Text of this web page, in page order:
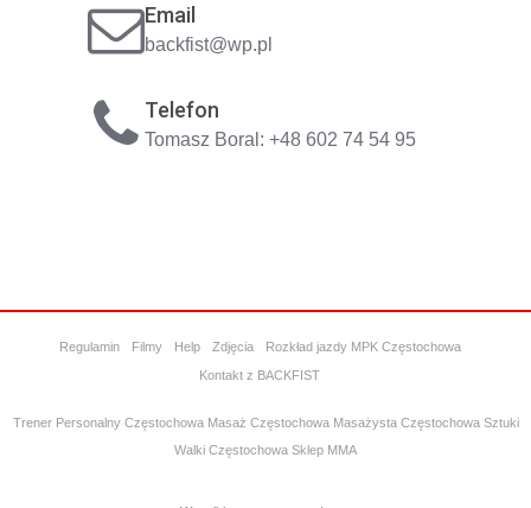
Email
backfist@wp.pl
Telefon
Tomasz Boral: +48 602 74 54 95
Regulamin Filmy Help Zdjęcia
Rozkład jazdy MPK Częstochowa
Kontakt z BACKFIST
Trener Personalny Częstochowa Masaż Częstochowa Masażysta Częstochowa Sztuki
Walki Częstochowa Sklep MMA